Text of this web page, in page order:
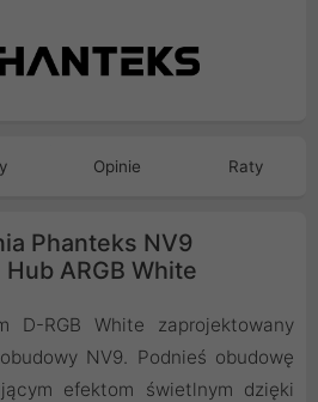
Opinie Raty
Phanteks NV9
ARGB White
D-RGB White zaprojektowany
NV9. Podnieś obudowę
efektom świetlnym dzięki